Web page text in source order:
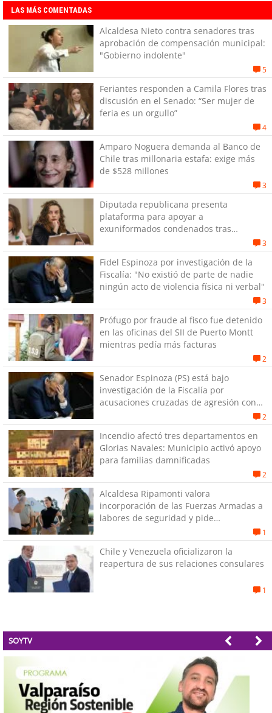
LAS MÁS COMENTADAS
Alcaldesa Nieto contra senadores tras
aprobación de compensación municipal:
"Gobierno indolente"
5
Feriantes responden a Camila Flores tras
discusión en el Senado: “Ser mujer de
feria es un orgullo”
4
Amparo Noguera demanda al Banco de
Chile tras millonaria estafa: exige más
de $528 millones
3
Diputada republicana presenta
plataforma para apoyar a
exuniformados condenados tras
3
Fidel Espinoza por investigación de la
Fiscalía: "No existió de parte de nadie
ningún acto de violencia física ni verbal"
3
Prófugo por fraude al fisco fue detenido
en las oficinas del SII de Puerto Montt
mientras pedía más facturas
2
Senador Espinoza (PS) está bajo
investigación de la Fiscalía por
acusaciones cruzadas de agresión con
2
Incendio afectó tres departamentos en
Glorias Navales: Municipio activó apoyo
para familias damnificadas
2
Alcaldesa Ripamonti valora
incorporación de las Fuerzas Armadas a
labores de seguridad y pide
1
Chile y Venezuela oficializaron la
reapertura de sus relaciones consulares
1
SOYTV